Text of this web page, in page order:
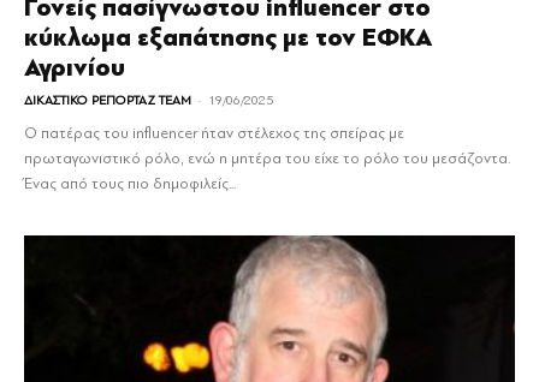
Γονείς πασίγνωστου influencer στο
κύκλωμα εξαπάτησης με τον ΕΦΚΑ
Αγρινίου
ΔΙΚΑΣΤΙΚΟ ΡΕΠΟΡΤΑΖ TEAM - 19/06/2025
Ο πατέρας του influencer ήταν στέλεχος της σπείρας με
πρωταγωνιστικό ρόλο, ενώ η μητέρα του είχε το ρόλο του μεσάζοντα.
Ένας από τους πιο δημοφιλείς...